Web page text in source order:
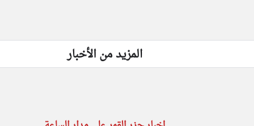
المزيد من الأخبار